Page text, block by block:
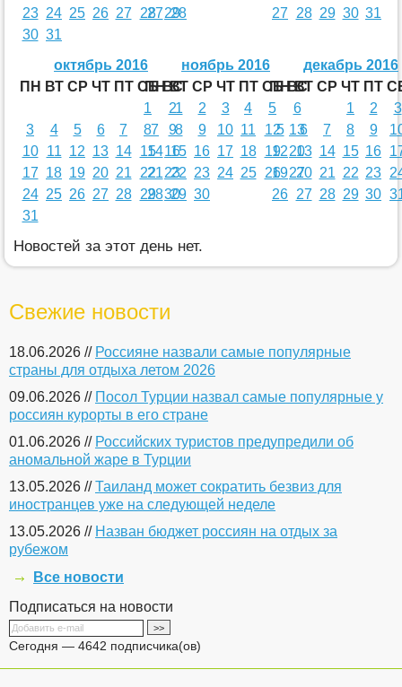
23 24 25 26 27 28
29
30 31
27 28
27
28 29 30 31
октябрь 2016
ПН ВТ СР ЧТ ПТ СБ ВС
1
2
3
4 5 6 7 8
9
10
11 12 13 14 15
16
17 18 19 20 21 22
23
24 25 26 27 28 29 30
31
ноябрь 2016
ПН ВТ СР ЧТ ПТ СБ ВС
1
2 3 4 5
6
7
8 9 10 11 12
13
14 15 16 17 18 19
20
21 22 23 24 25 26
27
28 29 30
декабрь 2016
ПН ВТ СР ЧТ ПТ
1
2
3
5
6 7 8 9
12 13 14 15 16
19 20 21 22 23
26 27 28 29 30
Новостей за этот день нет.
Свежие новости
18.06.2026 // Россияне назвали самые популярные
страны для отдыха летом 2026
09.06.2026 // Посол Турции назвал самые популярные у
россиян курорты в его стране
01.06.2026 // Российских туристов предупредили об
аномальной жаре в Турции
13.05.2026 //Таиланд может сократить безвиз для
иностранцев уже на следующей неделе
13.05.2026 // Назван бюджет россиян на отдых за
рубежом
Все новости
Подписаться на новости
Сегодня — 4642 подписчика(ов)